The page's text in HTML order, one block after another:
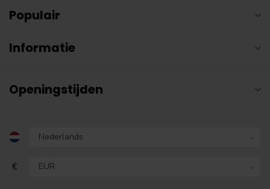
Populair
Informatie
Openingstijden
€